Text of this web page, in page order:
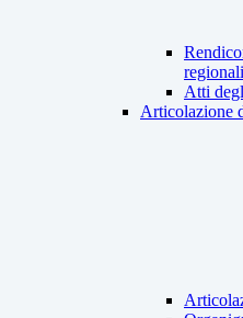
Atti
Articolazione